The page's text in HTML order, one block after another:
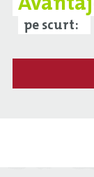
pe scurt: